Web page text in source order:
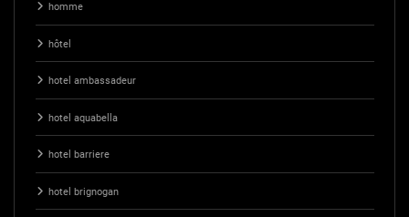
homme
hôtel
hotel ambassadeur
hotel aquabella
hotel barriere
hotel brignogan